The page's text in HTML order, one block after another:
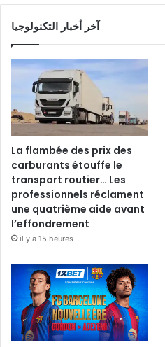
آخر أخبار التكنولوجيا
La flambée des prix des
carburants étouffe le
transport routier… Les
professionnels réclament
une quatrième aide avant
l’effondrement
il y a 15 heures